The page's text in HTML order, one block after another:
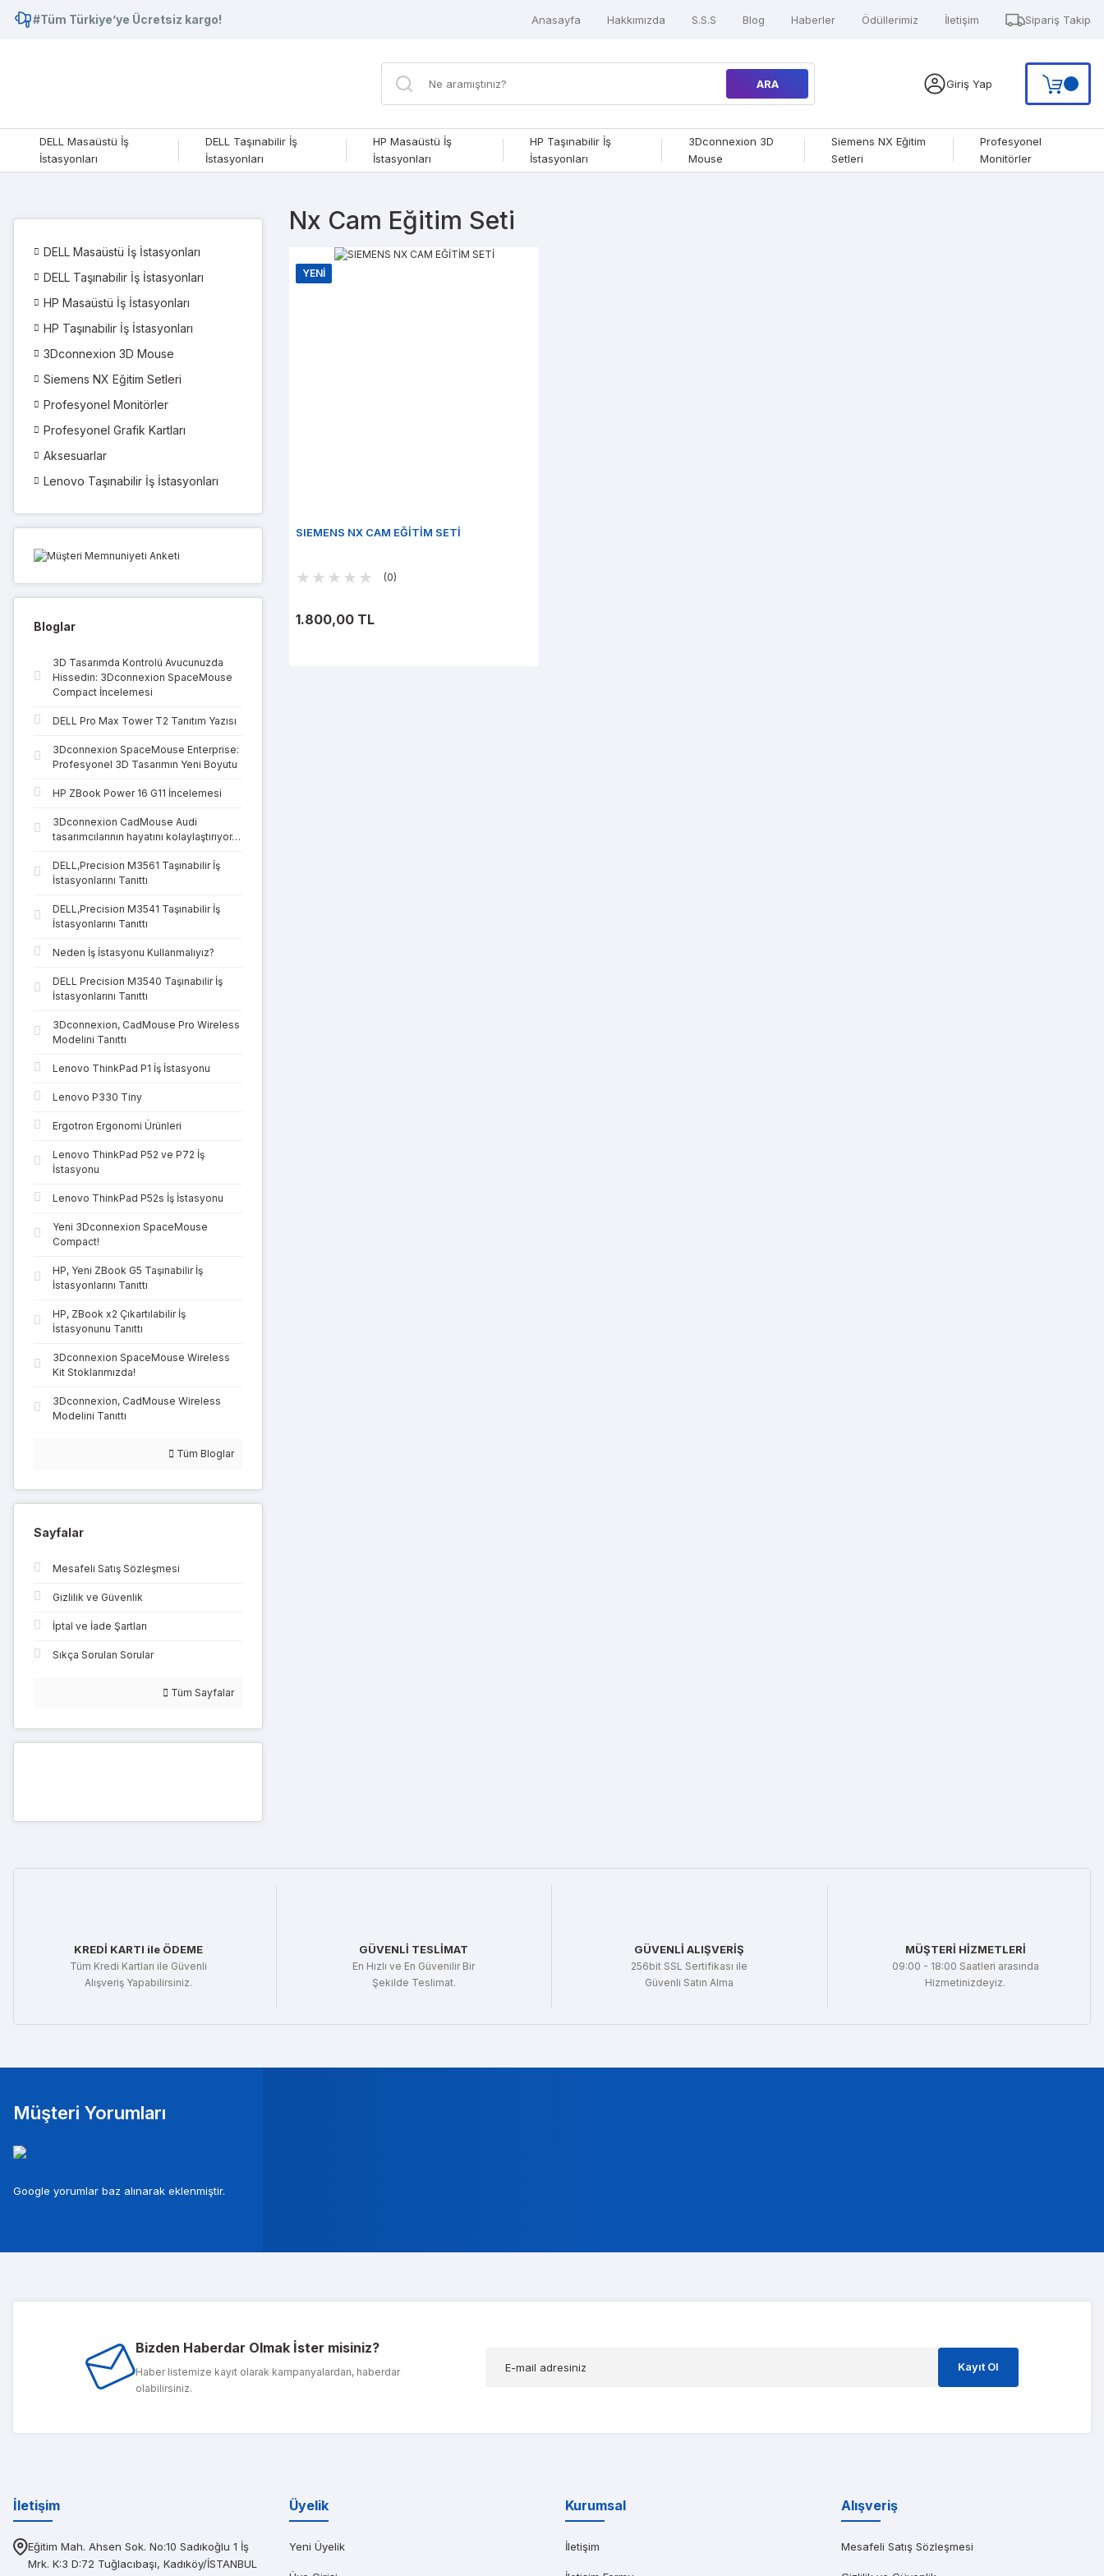
#Tüm Türkiye’ye Ücretsiz kargo! Anasayfa Hakkımızda S.S.S Blog Haberler Ödüllerimiz İletişim Sipariş Takip
ARA Giriş Yap
DELL Masaüstü İş
İstasyonları
DELL Taşınabilir İş
İstasyonları
HP Masaüstü İş
İstasyonları
HP Taşınabilir İş
İstasyonları
3Dconnexion 3D
Mouse
Siemens NX Eğitim
Setleri
Profesyonel
Monitörler
DELL Masaüstü İş İstasyonları
DELL Taşınabilir İş İstasyonları
HP Masaüstü İş İstasyonları
HP Taşınabilir İş İstasyonları
3Dconnexion 3D Mouse
Siemens NX Eğitim Setleri
Profesyonel Monitörler
Profesyonel Grafik Kartları
Aksesuarlar
Lenovo Taşınabilir İş İstasyonları
Bloglar
3D Tasarımda Kontrolü Avucunuzda
Hissedin: 3Dconnexion SpaceMouse
Compact İncelemesi
DELL Pro Max Tower T2 Tanıtım Yazısı
3Dconnexion SpaceMouse Enterprise:
Profesyonel 3D Tasarımın Yeni Boyutu
HP ZBook Power 16 G11 İncelemesi
3Dconnexion CadMouse Audi
tasarımcılarının hayatını kolaylaştırıyor…
DELL,Precision M3561 Taşınabilir İş
İstasyonlarını Tanıttı
DELL,Precision M3541 Taşınabilir İş
İstasyonlarını Tanıttı
Neden İş İstasyonu Kullanmalıyız?
DELL Precision M3540 Taşınabilir İş
İstasyonlarını Tanıttı
3Dconnexion, CadMouse Pro Wireless
Modelini Tanıttı
Lenovo ThinkPad P1 İş İstasyonu
Lenovo P330 Tiny
Ergotron Ergonomi Ürünleri
Lenovo ThinkPad P52 ve P72 İş
İstasyonu
Lenovo ThinkPad P52s İş İstasyonu
Yeni 3Dconnexion SpaceMouse
Compact!
HP, Yeni ZBook G5 Taşınabilir İş
İstasyonlarını Tanıttı
HP, ZBook x2 Çıkartılabilir İş
İstasyonunu Tanıttı
3Dconnexion SpaceMouse Wireless
Kit Stoklarımızda!
3Dconnexion, CadMouse Wireless
Modelini Tanıttı
Tüm Bloglar
Sayfalar
Mesafeli Satış Sözleşmesi
Gizlilik ve Güvenlik
İptal ve İade Şartları
Sıkça Sorulan Sorular
Tüm Sayfalar
Nx Cam Eğitim Seti
YENİ
SIEMENS NX CAM EĞİTİM SETİ
(0)
1.800,00 TL
KREDİ KARTI ile ÖDEME
Tüm Kredi Kartları ile Güvenli
Alışveriş Yapabilirsiniz.
GÜVENLİ TESLİMAT
En Hızlı ve En Güvenilir Bir
Şekilde Teslimat.
GÜVENLİ ALIŞVERİŞ
256bit SSL Sertifikası ile
Güvenli Satın Alma
MÜŞTERİ HİZMETLERİ
09:00 - 18:00 Saatleri arasında
Hizmetinizdeyiz.
Müşteri Yorumları
Google yorumlar baz alınarak eklenmiştir.
1 sene önce aldığım t600 ekran kartımda bir problem olduğunu düşünerek kendilerine ulaştım ve süreci o kadar hızlı yönettiler ki 3 gün içinde kart gitti geldi
Bizden Haberdar Olmak İster misiniz?
Haber listemize kayıt olarak kampanyalardan, haberdar
olabilirsiniz.
Kayıt Ol
İletişim
Eğitim Mah. Ahsen Sok. No:10 Sadıkoğlu 1 İş
Mrk. K:3 D:72 Tuğlacıbaşı, Kadıköy/İSTANBUL
Üyelik
Yeni Üyelik
Kurumsal
İletişim
Alışveriş
Mesafeli Satış Sözleşmesi